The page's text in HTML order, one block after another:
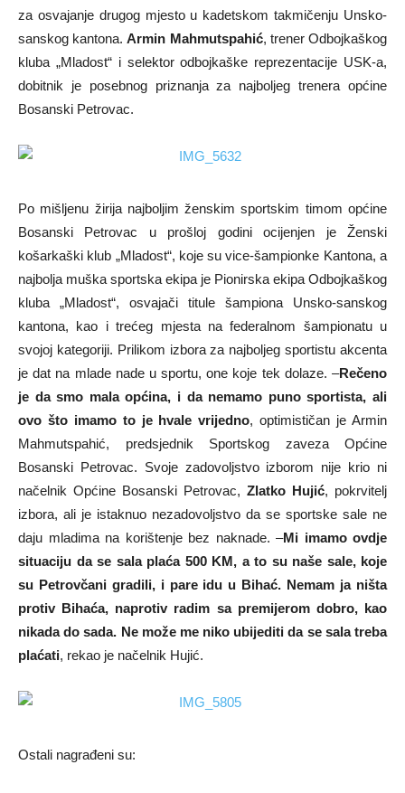
za osvajanje drugog mjesto u kadetskom takmičenju Unsko-
sanskog kantona.Armin Mahmutspahić, trener Odbojkaškog
kluba „Mladost“ i selektor odbojkaške reprezentacije USK-a,
dobitnik je posebnog priznanja za najboljeg trenera općine
Bosanski Petrovac.
Po mišljenu žirija najboljim ženskim sportskim timom općine
Bosanski Petrovac u prošloj godini ocijenjen je Ženski
košarkaški klub „Mladost“, koje su vice-šampionke Kantona, a
najbolja muška sportska ekipa je Pionirska ekipa Odbojkaškog
kluba „Mladost“, osvajači titule šampiona Unsko-sanskog
kantona, kao i trećeg mjesta na federalnom šampionatu u
svojoj kategoriji. Prilikom izbora za najboljeg sportistu akcenta
je dat na mlade nade u sportu, one koje tek dolaze. –Rečeno
je da smo mala općina, i da nemamo puno sportista, ali
ovo što imamo to je hvale vrijedno, optimističan je Armin
Mahmutspahić, predsjednik Sportskog zaveza Općine
Bosanski Petrovac. Svoje zadovoljstvo izborom nije krio ni
načelnik Općine Bosanski Petrovac, Zlatko Hujić, pokrvitelj
izbora, ali je istaknuo nezadovoljstvo da se sportske sale ne
daju mladima na korištenje bez naknade. –Mi imamo ovdje
situaciju da se sala plaća 500 KM, a to su naše sale, koje
su Petrovčani gradili, i pare idu u Bihać. Nemam ja ništa
protiv Bihaća, naprotiv radim sa premijerom dobro, kao
nikada do sada. Ne može me niko ubijediti da se sala treba
plaćati, rekao je načelnik Hujić.
Ostali nagrađeni su: